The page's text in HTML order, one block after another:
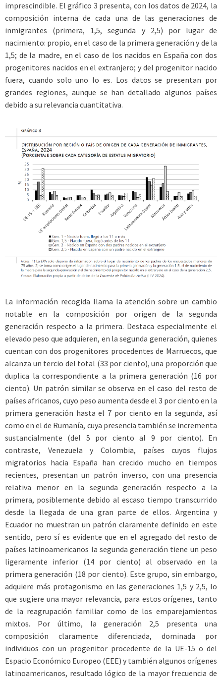
imprescindible. El gráfico 3 presenta, con los datos de 2024, la
composición interna de cada una de las generaciones de
inmigrantes (primera, 1,5, segunda y 2,5) por lugar de
nacimiento: propio, en el caso de la primera generación y de la
1,5; de la madre, en el caso de los nacidos en España con dos
progenitores nacidos en el extranjero; y del progenitor nacido
fuera, cuando solo uno lo es. Los datos se presentan por
grandes regiones, aunque se han detallado algunos países
debido a su relevancia cuantitativa.
La información recogida llama la atención sobre un cambio
notable en la composición por origen de la segunda
generación respecto a la primera. Destaca especialmente el
elevado peso que adquieren, en la segunda generación, quienes
cuentan con dos progenitores procedentes de Marruecos, que
alcanza un tercio del total (33 por ciento), una proporción que
duplica la correspondiente a la primera generación (16 por
ciento). Un patrón similar se observa en el caso del resto de
países africanos, cuyo peso aumenta desde el 3 por ciento en la
primera generación hasta el 7 por ciento en la segunda, así
como en el de Rumanía, cuya presencia también se incrementa
sustancialmente (del 5 por ciento al 9 por ciento). En
contraste, Venezuela y Colombia, países cuyos flujos
migratorios hacia España han crecido mucho en tiempos
recientes, presentan un patrón inverso, con una presencia
relativa menor en la segunda generación respecto a la
primera, posiblemente debido al escaso tiempo transcurrido
desde la llegada de una gran parte de ellos. Argentina y
Ecuador no muestran un patrón claramente definido en este
sentido, pero sí es evidente que en el agregado del resto de
países latinoamericanos la segunda generación tiene un peso
ligeramente inferior (14 por ciento) al observado en la
primera generación (18 por ciento). Este grupo, sin embargo,
adquiere más protagonismo en las generaciones 1,5 y 2,5, lo
que sugiere una mayor relevancia, para estos orígenes, tanto
de la reagrupación familiar como de los emparejamientos
mixtos. Por último, la generación 2,5 presenta una
composición claramente diferenciada, dominada por
individuos con un progenitor procedente de la UE-15 o del
Espacio Económico Europeo (EEE) y también algunos orígenes
latinoamericanos, resultado lógico de la mayor frecuencia de